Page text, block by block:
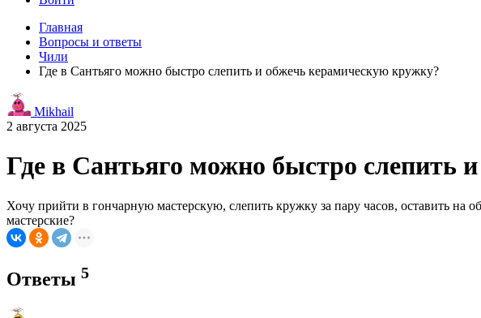
Главная
Вопросы и ответы
Чили
Где в Сантьяго можно быстро слепить и обжечь керамическую кружку?
Mikhail
2 августа 2025
Где в Сантьяго можно быстро слепить
Хочу прийти в гончарную мастерскую, слепить кружку за пару часов, оставить на
мастерские?
Ответы 5